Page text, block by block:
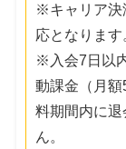
※キャリア決
応となります
※入会7日以
動課金（月
料期間内に
ん。